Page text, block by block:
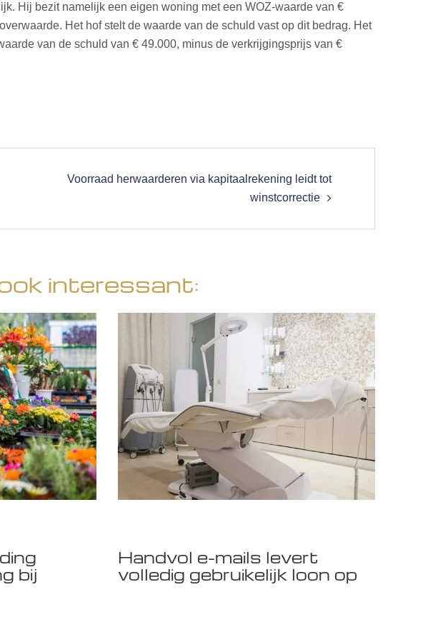
Hij bezit namelijk een eigen woning met een WOZ-waarde van €
Het hof stelt de waarde van de schuld vast op dit bedrag. Het
van de schuld van € 49.000, minus de verkrijgingsprijs van €
Voorraad herwaarderen via kapitaalrekening leidt tot
winstcorrectie
interessant:
bij
Handvol e-mails levert
volledig gebruikelijk loon op